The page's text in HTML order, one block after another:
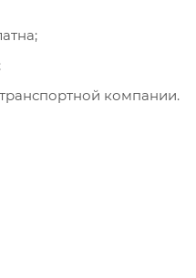
компании.